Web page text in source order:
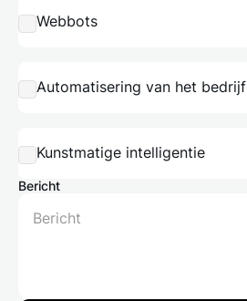
Webbots
Automatisering van het bedrijf
Kunstmatige intelligentie
Bericht